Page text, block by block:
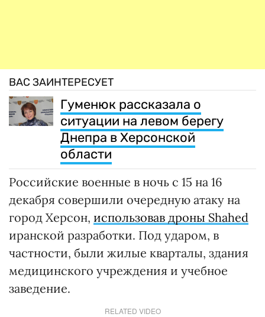
ВАС ЗАИНТЕРЕСУЕТ
Гуменюк рассказала о
ситуации на левом берегу
Днепра в Херсонской
области
Российские военные в ночь с 15 на 16
декабря совершили очередную атаку на
город Херсон, использовав дроны Shahed
иранской разработки. Под ударом, в
частности, были жилые кварталы, здания
медицинского учреждения и учебное
заведение.
RELATED VIDEO